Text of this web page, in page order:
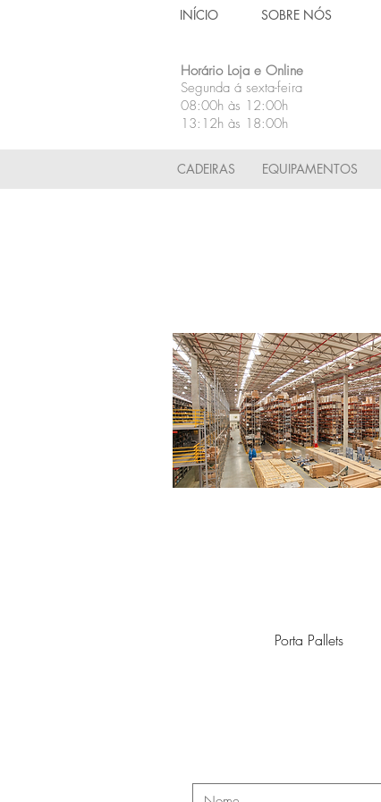
INÍCIO SOBRE NÓS
Horário Loja e Online
Segunda á sexta-feira
08:00h às 12:00h
13:12h às 18:00h
CADEIRAS EQUIPAMENTOS
Porta Pallets